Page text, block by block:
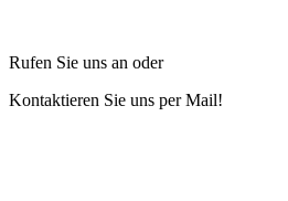
Rufen Sie uns an oder
Kontaktieren Sie uns per Mail!